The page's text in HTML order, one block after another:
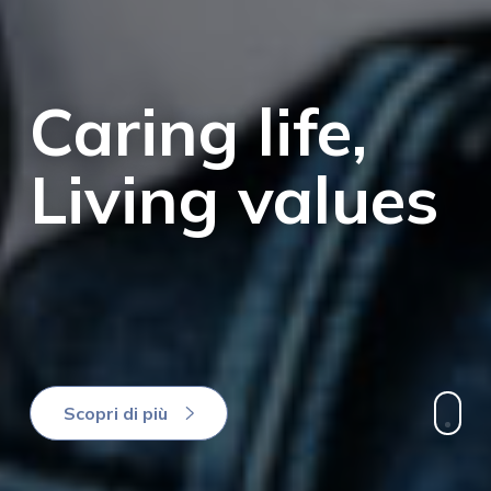
Caring life,
Living values
Scopri di più